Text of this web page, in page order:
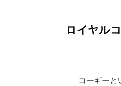
ロイヤル
コーギーと